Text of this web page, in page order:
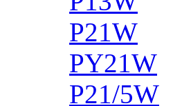
P21W
PY21W
P21/5W